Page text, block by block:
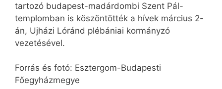
tartozó budapest-madárdombi Szent Pál-
templomban is köszöntötték a hívek március 2-
án, Ujházi Lóránd plébániai kormányzó
vezetésével.
Forrás és fotó: Esztergom-Budapesti
Főegyházmegye